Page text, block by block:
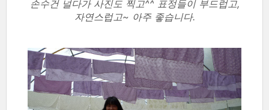
손수건 널다가 사진도 찍고^^ 표정들이 부드럽고,
자연스럽고~ 아주 좋습니다.